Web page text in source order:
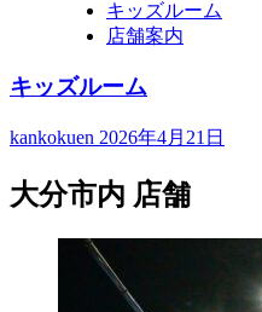
キッズルーム
店舗案内
キッズルーム
kankokuen 2026年4月21日
大分市内 店舗